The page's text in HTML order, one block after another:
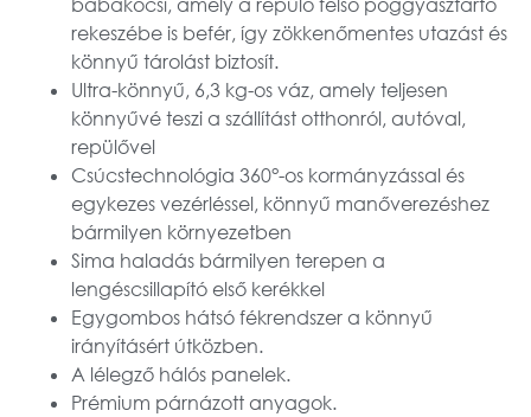
rekeszébe is befér, így zökkenőmentes utazást és
könnyű tárolást biztosít.
Ultra-könnyű, 6,3 kg-os váz, amely teljesen
könnyűvé teszi a szállítást otthonról, autóval,
repülővel
Csúcstechnológia 360°-os kormányzással és
egykezes vezérléssel, könnyű manőverezéshez
bármilyen környezetben
Sima haladás bármilyen terepen a
lengéscsillapító első kerékkel
Egygombos hátsó fékrendszer a könnyű
irányításért útközben.
A lélegző hálós panelek.
Prémium párnázott anyagok.